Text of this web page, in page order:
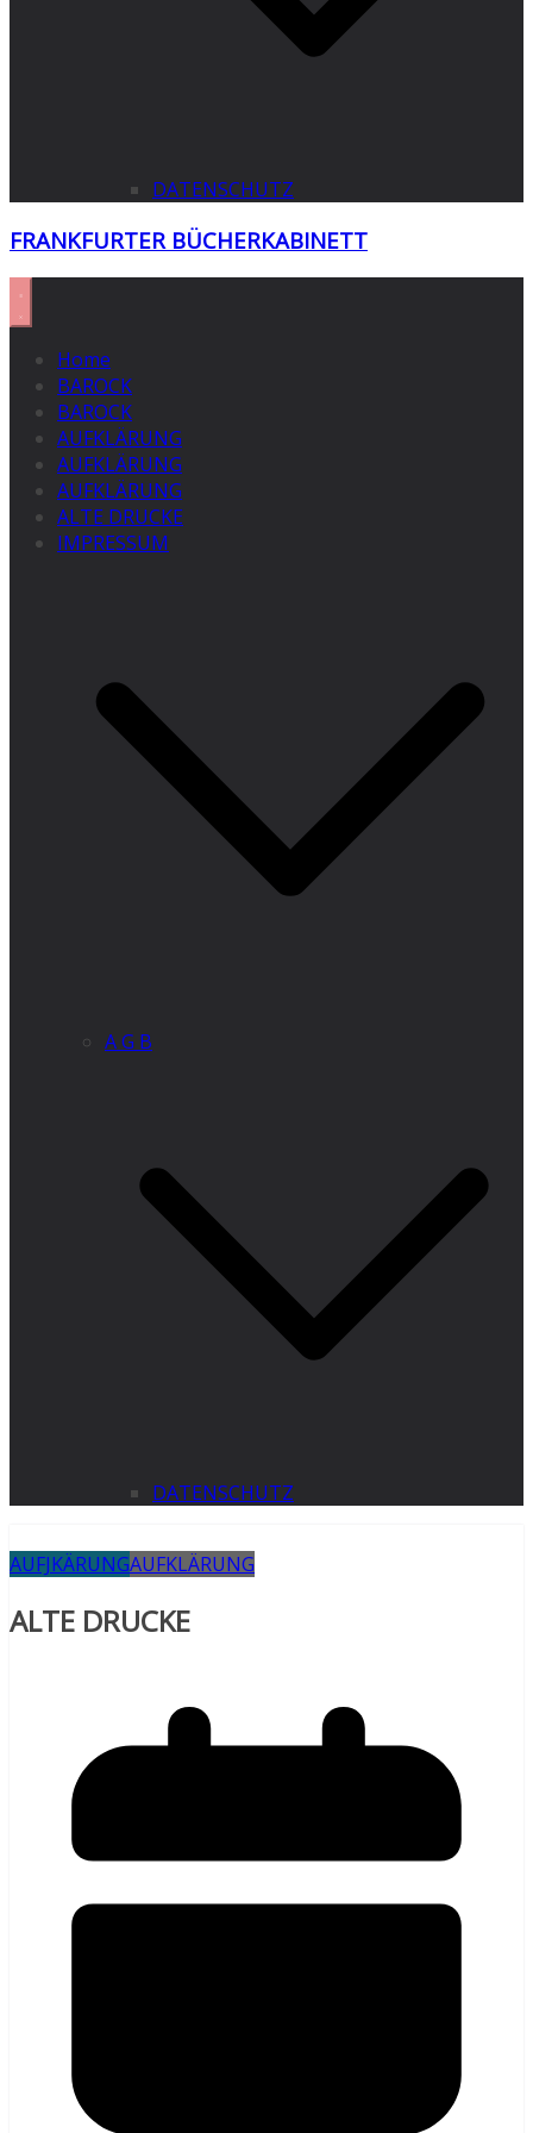
DATENSCHUTZ
FRANKFURTER BÜCHERKABINETT
Home
BAROCK
BAROCK
AUFKLÄRUNG
AUFKLÄRUNG
AUFKLÄRUNG
ALTE DRUCKE
IMPRESSUM
A G B
DATENSCHUTZ
AUFJKÄRUNGAUFKLÄRUNG
ALTE DRUCKE